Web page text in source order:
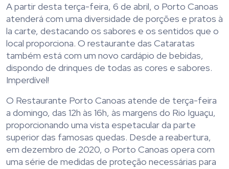
A partir desta terça-feira, 6 de abril, o Porto Canoas
atenderá com uma diversidade de porções e pratos à
la carte, destacando os sabores e os sentidos que o
local proporciona. O restaurante das Cataratas
também está com um novo cardápio de bebidas,
dispondo de drinques de todas as cores e sabores.
Imperdível!
O Restaurante Porto Canoas atende de terça-feira
a domingo, das 12h às 16h, às margens do Rio Iguaçu,
proporcionando uma vista espetacular da parte
superior das famosas quedas. Desde a reabertura,
em dezembro de 2020, o Porto Canoas opera com
uma série de medidas de proteção necessárias para